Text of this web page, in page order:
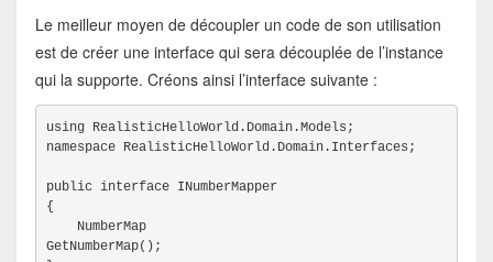
Le meilleur moyen de découpler un code de son utilisation
est de créer une interface qui sera découplée de l’instance
qui la supporte. Créons ainsi l’interface suivante :
using RealisticHelloWorld.Domain.Models;
namespace RealisticHelloWorld.Domain.Interfaces;
public interface INumberMapper
{
NumberMap
GetNumberMap();